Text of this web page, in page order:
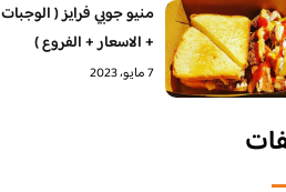
منيو جوبي فرايز ( الوجبات
+ الاسعار + الفروع )
7 مايو، 2023